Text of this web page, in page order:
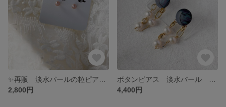
2,800円
4,400円